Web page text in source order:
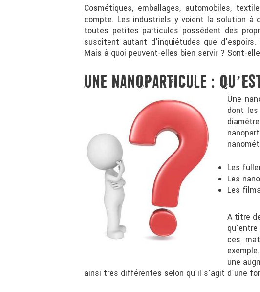
Cosmétiques, emballages, automobiles,
compte. Les industriels y voient la solution à
toutes petites particules possèdent des
suscitent autant d’inquiétudes que
Mais à quoi peuvent-elles bien servir ? Sont-
UNE NANOPARTICULE :
Une
dont
Les
Les
Les
A titre
ces
une
ainsi très différentes selon qu’il s’agit d’une